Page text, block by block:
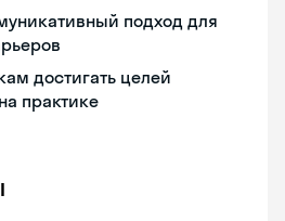
подход для
достигать целей
практике